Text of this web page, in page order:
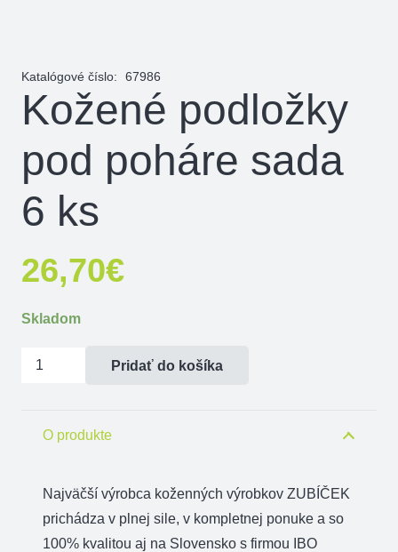
Katalógové číslo: 67986
Kožené podložky
pod poháre sada
6 ks
26,70€
Skladom
množstvo
pod
Pridať do košíka
O produkte
Najväčší výrobca koženných výrobkov ZUBÍČEK
prichádza v plnej sile, v kompletnej ponuke a so
100% kvalitou aj na Slovensko s firmou IBO